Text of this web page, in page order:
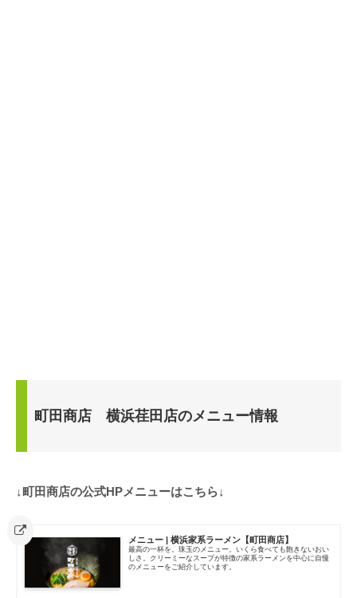
町田商店 横浜荏田店のメニュー情報
↓町田商店の公式HPメニューはこちら↓
メニュー | 横浜家系ラーメン【町田商店】
最高の一杯を。珠玉のメニュー。いくら食べても飽きないおい
しさ。クリーミーなスープが特徴の家系ラーメンを中心に自慢
のメニューをご紹介しています。